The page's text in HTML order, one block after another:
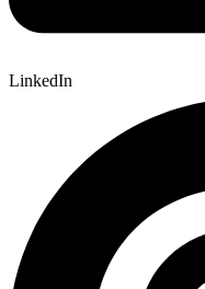
LinkedIn